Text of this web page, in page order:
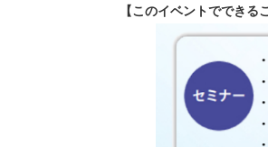
【このイベントでできる